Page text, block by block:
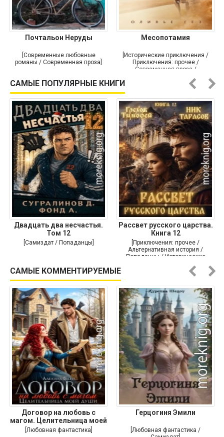
Почтальон Неруды
[Современные любовные
романы / Современная проза]
Месопотамия
[Исторические приключения /
Приключения: прочее /
Современная проза /
САМЫЕ ПОПУЛЯРНЫЕ КНИГИ
Двадцать два несчастья.
Том 12
[Самиздат / Попаданцы]
Рассвет русского царства.
Книга 12
[Приключения: прочее /
Альтернативная история /
Попаданцы / Исторические
САМЫЕ КОММЕНТИРУЕМЫЕ
Договор на любовь с
магом. Целительница моей
души
[Любовная фантастика]
Герцогиня Эмили
[Любовная фантастика /